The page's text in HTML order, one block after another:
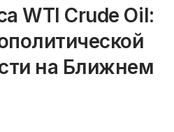
WTI Crude Oil:
на Ближнем